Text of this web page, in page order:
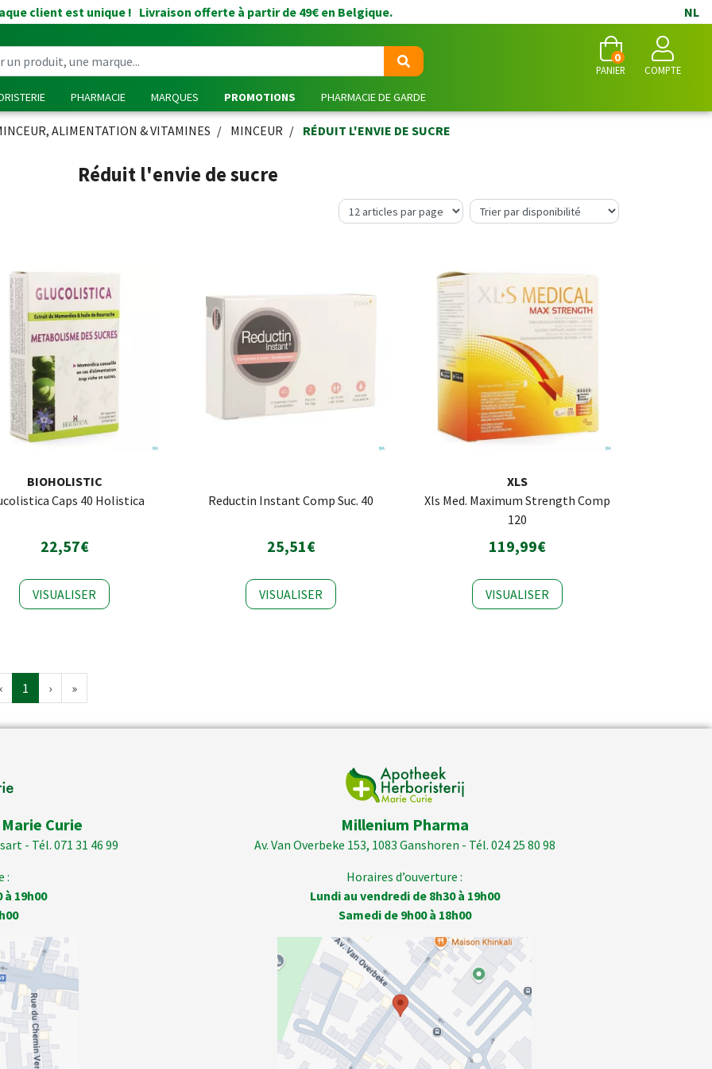
client est unique ! Livraison offerte à partir de 49€ en Belgique. NL
PANIER
0
COMPTE
PHARMACIE MARQUES PROMOTIONS PHARMACIE DE GARDE
ALIMENTATION & VITAMINES MINCEUR RÉDUIT L'ENVIE DE SUCRE
Réduit l'envie de sucre
BIOHOLISTIC
Caps 40 Holistica
22,57€
VISUALISER
Reductin Instant Comp Suc. 40
25,51€
VISUALISER
XLS
Xls Med. Maximum Strength Comp
120
119,99€
VISUALISER
‹ 1 › »
Curie
- Tél. 071 31 46 99
:
19h00
Millenium Pharma
Av. Van Overbeke 153, 1083 Ganshoren - Tél. 024 25 80 98
Horaires d’ouverture :
Lundi au vendredi de 8h30 à 19h00
Samedi de 9h00 à 18h00